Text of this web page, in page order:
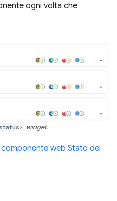
ogni volta che
widget.
web Stato del